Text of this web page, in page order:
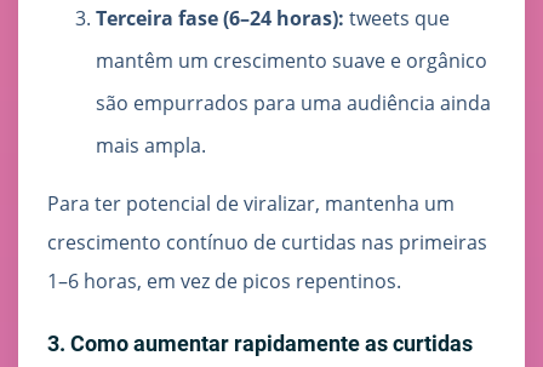
Terceira fase (6–24 horas): tweets que
mantêm um crescimento suave e orgânico
são empurrados para uma audiência ainda
mais ampla.
Para ter potencial de viralizar, mantenha um
crescimento contínuo de curtidas nas primeiras
1–6 horas, em vez de picos repentinos.
3. Como aumentar rapidamente as curtidas